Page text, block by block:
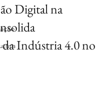
Digital na
Indústria 4.0 no